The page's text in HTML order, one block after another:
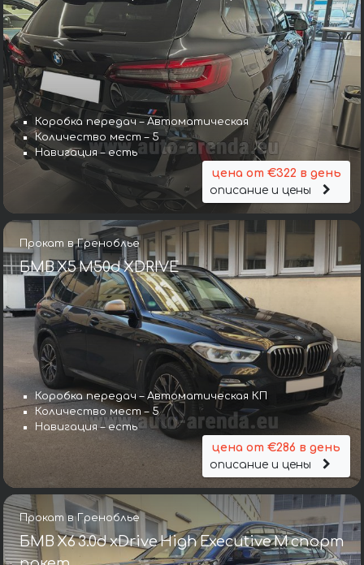
Коробка передач – Автоматическая
Количество мест – 5
Навигация – есть
цена от €322 в день
описание и цены
Прокат в Греноблье
БМВ X5 M50d XDRIVE
Коробка передач – Автоматическая КП
Количество мест – 5
Навигация – есть
цена от €286 в день
описание и цены
Прокат в Греноблье
БМВ X6 3.0d xDrive High Executive M спорт